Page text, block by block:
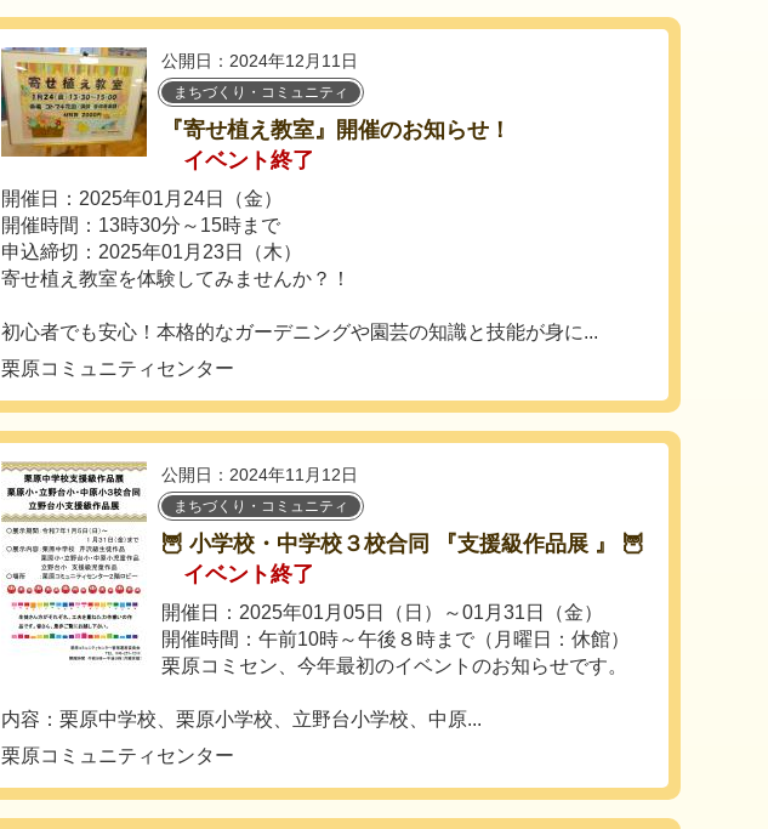
公開日：2024年12月11日
まちづくり・コミュニティ
『寄せ植え教室』開催のお知らせ！
イベント終了
開催日：2025年01月24日（金）
開催時間：13時30分～15時まで
申込締切：2025年01月23日（木）
寄せ植え教室を体験してみませんか？！
初心者でも安心！本格的なガーデニングや園芸の知識と技能が身に...
栗原コミュニティセンター
公開日：2024年11月12日
まちづくり・コミュニティ
🦉 小学校・中学校３校合同 『支援級作品展 』 🦉
イベント終了
開催日：2025年01月05日（日）～01月31日（金）
開催時間：午前10時～午後８時まで（月曜日：休館）
栗原コミセン、今年最初のイベントのお知らせです。
内容：栗原中学校、栗原小学校、立野台小学校、中原...
栗原コミュニティセンター